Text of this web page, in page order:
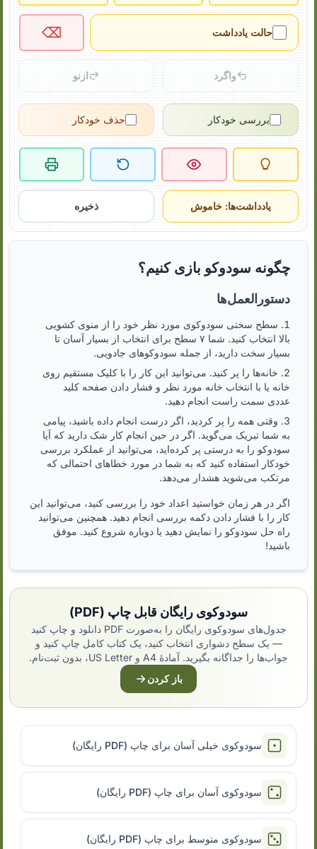
حالت یادداشت ⌫
واگرد ازنو
بررسی خودکار حذف خودکار
یادداشت‌ها: خاموش ذخیره
چگونه سودوکو بازی کنیم؟
دستورالعمل‌ها
سطح سختی سودوکوی مورد نظر خود را از منوی کشویی
بالا انتخاب کنید. شما ۷ سطح برای انتخاب از بسیار آسان تا
بسیار سخت دارید، از جمله سودوکوهای جادویی.
خانه‌ها را پر کنید. می‌توانید این کار را با کلیک مستقیم روی
خانه یا با انتخاب خانه مورد نظر و فشار دادن صفحه کلید
عددی سمت راست انجام دهید.
وقتی همه را پر کردید، اگر درست انجام داده باشید، پیامی
به شما تبریک می‌گوید. اگر در حین انجام کار شک دارید که آیا
سودوکو را به درستی پر کرده‌اید، می‌توانید از عملکرد بررسی
خودکار استفاده کنید که به شما در مورد خطاهای احتمالی که
مرتکب می‌شوید هشدار می‌دهد.
اگر در هر زمان خواستید اعداد خود را بررسی کنید، می‌توانید این
کار را با فشار دادن دکمه بررسی انجام دهید. همچنین می‌توانید
راه حل سودوکو را نمایش دهید یا دوباره شروع کنید. موفق
باشید!
سودوکوی رایگان قابل چاپ (PDF)
جدول‌های سودوکوی رایگان را به‌صورت PDF دانلود و چاپ کنید
— یک سطح دشواری انتخاب کنید، یک کتاب کامل چاپ کنید و
جواب‌ها را جداگانه بگیرید. آمادهٔ A4 و US Letter، بدون ثبت‌نام.
باز کردن
سودوکوی خیلی آسان برای چاپ (PDF رایگان)
سودوکوی آسان برای چاپ (PDF رایگان)
سودوکوی متوسط برای چاپ (PDF رایگان)